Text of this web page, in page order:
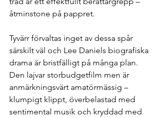
åtminstone på pappret.
Tyvärr förvaltas inget av dessa spår
särskilt väl och Lee Daniels biografiska
drama är bristfälligt på många plan.
Den lajvar storbudgetfilm men är
anmärkningsvärt amatörmässig –
klumpigt klippt, överbelastad med
sentimental musik och kryddad med